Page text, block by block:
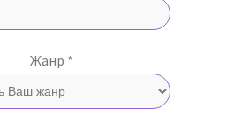
Жанр *